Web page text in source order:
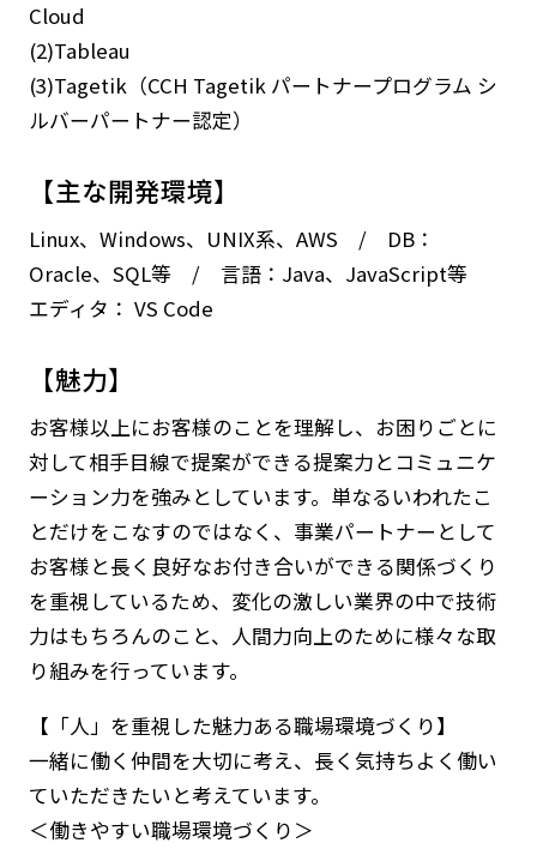
Cloud
(2)Tableau
(3)Tagetik（CCH Tagetik パートナープログラム シ
ルバーパートナー認定）
【主な開発環境】
Linux、Windows、UNIX系、AWS / DB：
Oracle、SQL等 / 言語：Java、JavaScript等
エディタ： VS Code
【魅力】
お客様以上にお客様のことを理解し、お困りごとに
対して相手目線で提案ができる提案力とコミュニケ
ーション力を強みとしています。単なるいわれたこ
とだけをこなすのではなく、事業パートナーとして
お客様と長く良好なお付き合いができる関係づくり
を重視しているため、変化の激しい業界の中で技術
力はもちろんのこと、人間力向上のために様々な取
り組みを行っています。
【「人」を重視した魅力ある職場環境づくり】
一緒に働く仲間を大切に考え、長く気持ちよく働い
ていただきたいと考えています。
＜働きやすい職場環境づくり＞